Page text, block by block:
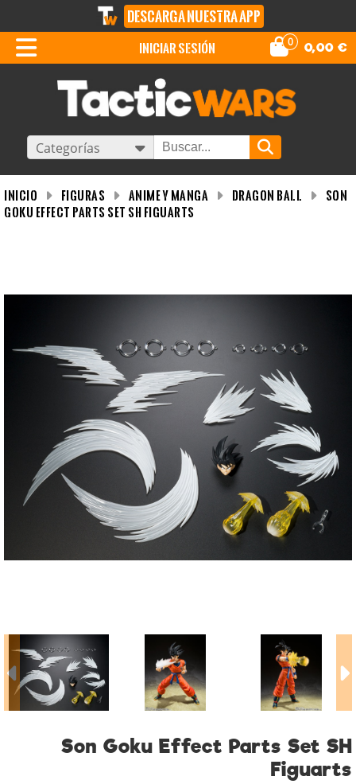
DESCARGA NUESTRA APP
0 0,00 €
iniciar sesión
Categorías
INICIO Figuras Anime y Manga Dragon Ball
Son
Goku Effect Parts Set SH Figuarts
Son Goku Effect Parts Set SH
Figuarts